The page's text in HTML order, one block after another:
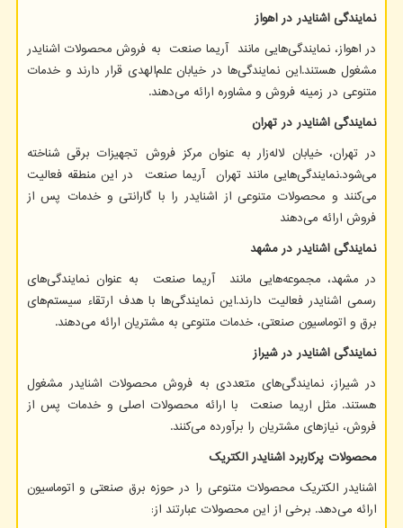
نمایندگی اشنایدر در اهواز
در اهواز، نمایندگی‌هایی مانند آریما صنعت به فروش محصولات اشنایدر
مشغول هستند.این نمایندگی‌ها در خیابان علم‌الهدی قرار دارند و خدمات
متنوعی در زمینه فروش و مشاوره ارائه می‌دهند. ​
نمایندگی اشنایدر در تهران
در تهران، خیابان لاله‌زار به عنوان مرکز فروش تجهیزات برقی شناخته
می‌شود.نمایندگی‌هایی مانند تهران آریما صنعت در این منطقه فعالیت
می‌کنند و محصولات متنوعی از اشنایدر را با گارانتی و خدمات پس از
فروش ارائه می‌دهند
نمایندگی اشنایدر در مشهد
در مشهد، مجموعه‌هایی مانند آریما صنعت به عنوان نمایندگی‌های
رسمی اشنایدر فعالیت دارند.این نمایندگی‌ها با هدف ارتقاء سیستم‌های
برق و اتوماسیون صنعتی، خدمات متنوعی به مشتریان ارائه می‌دهند. ​
نمایندگی اشنایدر در شیراز
در شیراز، نمایندگی‌های متعددی به فروش محصولات اشنایدر مشغول
هستند. مثل اریما صنعت با ارائه محصولات اصلی و خدمات پس از
فروش، نیازهای مشتریان را برآورده می‌کنند.​
محصولات پرکاربرد اشنایدر الکتریک
اشنایدر الکتریک محصولات متنوعی را در حوزه برق صنعتی و اتوماسیون
ارائه می‌دهد. برخی از این محصولات عبارتند از: